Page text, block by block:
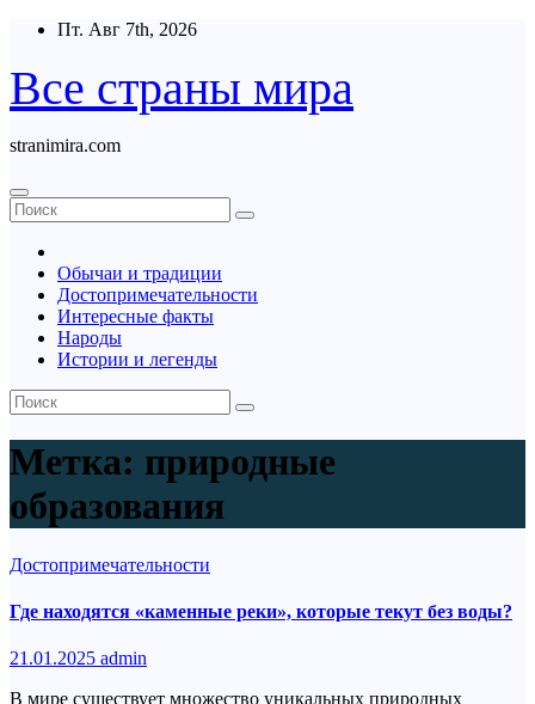
Перейти
содержимому
Пт. Авг 7th, 2026
Все страны мира
stranimira.com
Обычаи и традиции
Достопримечательности
Интересные факты
Народы
Истории и легенды
Метка: природные
образования
Достопримечательности
Где находятся «каменные реки», которые текут без воды?
21.01.2025 admin
В мире существует множество уникальных природных